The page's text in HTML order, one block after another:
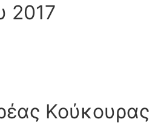
2017
Κούκουρας